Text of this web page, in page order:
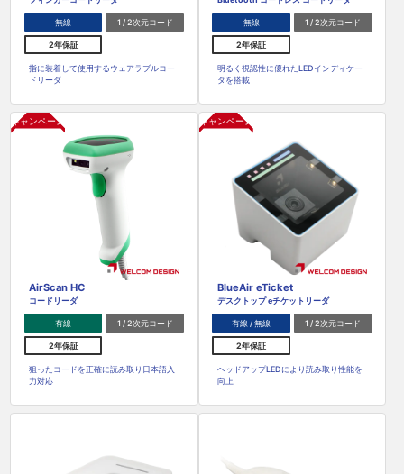
無線 1 / 2次元コード
2年保証
指に装着して使用するウェアラブルコー
ドリーダ
無線 1 / 2次元コード
2年保証
明るく視認性に優れたLEDインディケー
タを搭載
キャンペーン
AirScan HC
コードリーダ
有線 1 / 2次元コード
2年保証
狙ったコードを正確に読み取り日本語入
力対応
キャンペーン
BlueAir eTicket
デスクトップ eチケットリーダ
有線 / 無線 1 / 2次元コード
2年保証
ヘッドアップLEDにより読み取り性能を
向上